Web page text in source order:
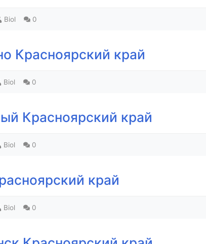
Biol 0
Красноярский край
Biol 0
Красноярский край
Biol 0
край
Biol 0